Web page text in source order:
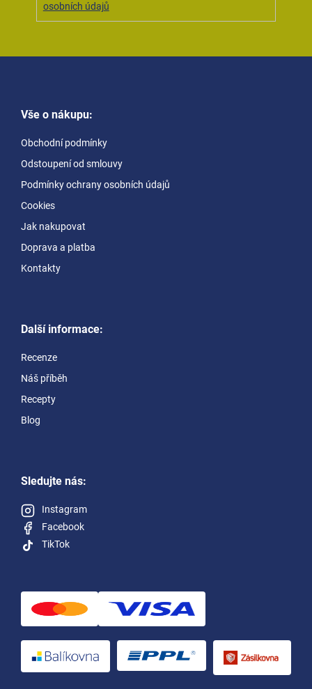
osobních údajů
Vše o nákupu:
Obchodní podmínky
Odstoupení od smlouvy
Podmínky ochrany osobních údajů
Cookies
Jak nakupovat
Doprava a platba
Kontakty
Další informace:
Recenze
Náš příběh
Recepty
Blog
Sledujte nás:
Instagram
Facebook
TikTok